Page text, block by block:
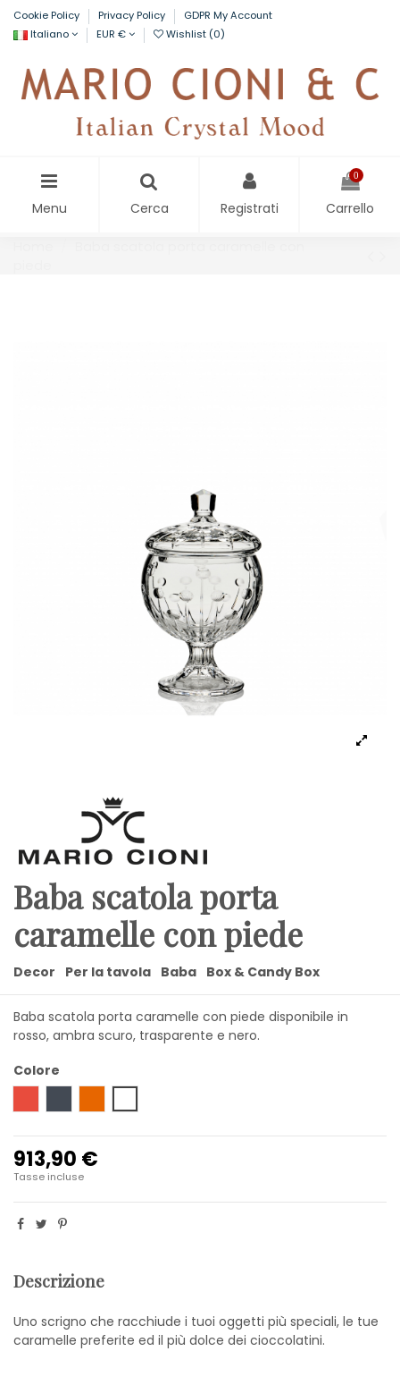
Cookie Policy Privacy Policy
GDPR My Account
Italiano
EUR € Wishlist (0)
Menu Cerca Registrati
0
Carrello
Baba scatola porta
caramelle con piede
Decor Per la tavola Baba Box & Candy Box
Baba scatola porta caramelle con piede disponibile in
rosso, ambra scuro, trasparente e nero.
Colore
913,90 €
Tasse incluse
Descrizione
Uno scrigno che racchiude i tuoi oggetti più speciali, le tue
caramelle preferite ed il più dolce dei cioccolatini.